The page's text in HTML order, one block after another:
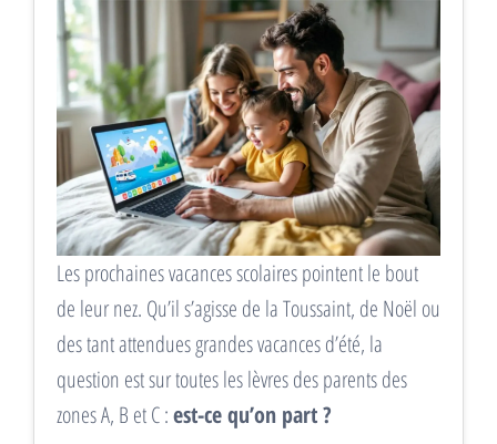
Les prochaines vacances scolaires pointent le bout
de leur nez. Qu’il s’agisse de la Toussaint, de Noël ou
des tant attendues grandes vacances d’été, la
question est sur toutes les lèvres des parents des
zones A, B et C :est-ce qu’on part ?